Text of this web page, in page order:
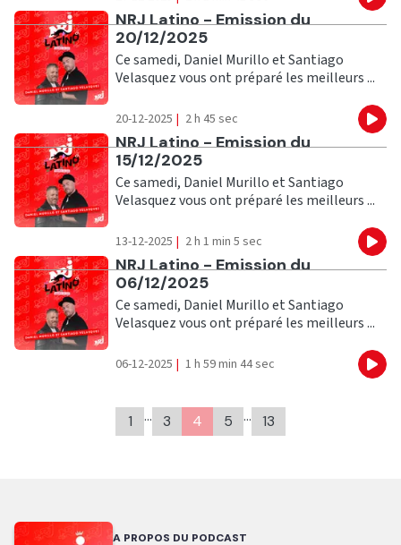
Ecouter
NRJ Latino - Emission du
20/12/2025
Ce samedi, Daniel Murillo et Santiago
Velasquez vous ont préparé les meilleurs ...
20-12-2025 | 2 h 45 sec
Ecouter
NRJ Latino - Emission du
15/12/2025
Ce samedi, Daniel Murillo et Santiago
Velasquez vous ont préparé les meilleurs ...
13-12-2025 | 2 h 1 min 5 sec
Ecouter
NRJ Latino - Emission du
06/12/2025
Ce samedi, Daniel Murillo et Santiago
Velasquez vous ont préparé les meilleurs ...
06-12-2025 | 1 h 59 min 44 sec
1 … 3 4 5 … 13
A PROPOS DU PODCAST